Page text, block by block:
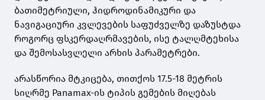
ბათიმეტრიული, ჰიდროდინამიკური და
ნავიგაციური კვლევების საფუძველზე დაზუსტდა
როგორც ფსკერდაღრმავების, ისე ტალღმტეხისა
და შემოსასვლელი არხის პარამეტრები.
არასწორია მტკიცება, თითქოს 17.5-18 მეტრის
სიღრმე Panamax-ის ტიპის გემების მიღებას